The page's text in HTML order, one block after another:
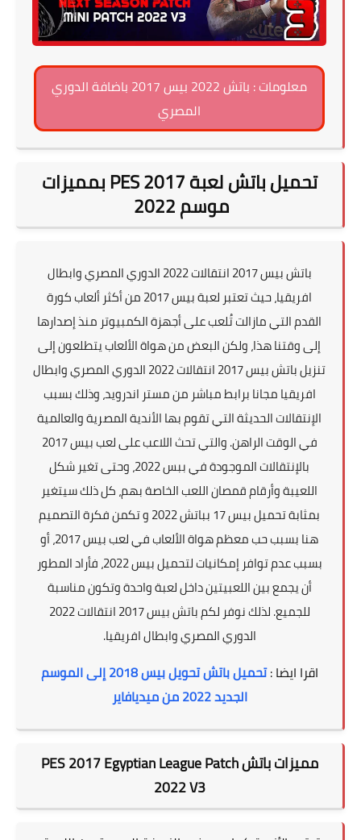
معلومات : باتش 2022 بيس 2017 باضافة الدوري
المصري
تحميل باتش لعبة PES 2017 بمميزات
موسم 2022
باتش بيس 2017 انتقالات 2022 الدوري المصري وابطال
افريقيا، حيث تعتبر لعبة بيس 2017 من أكثر ألعاب كورة
القدم التي مازالت تُلعب على أجهزة الكمبيوتر منذ إصدارها
إلى وقتنا هذا، ولكن البعض من هواة الألعاب يتطلعون إلى
تنزيل باتش بيس 2017 انتقالات 2022 الدوري المصري وابطال
افريقيا مجانا برابط مباشر من مستر اندرويد، وذلك بسبب
الإنتقالات الحديثة التي تقوم بها الأندية المصرية والعالمية
في الوقت الراهن. والتي تحث اللاعب على لعب بيس 2017
بالإنتقالات الموجودة في ببس 2022، وحتى تغير شكل
اللعيبة وأرقام قمصان اللعب الخاصة بهم، كل ذلك سيتغير
بمثابة تحميل بيس 17 بباتش 2022 و تكمن فكرة التصميم
هنا بسبب حب معظم هواة الألعاب في لعب بيس 2017، أو
بسبب عدم توافر إمكانيات لتحميل بيس 2022، فأراد المطور
أن يجمع بين اللعبيتين داخل لعبة واحدة وتكون مناسبة
للجميع. لذلك نوفر لكم باتش بيس 2017 انتقالات 2022
الدوري المصري وابطال افريقيا.
اقرا ايضا :
تحميل باتش تحويل بيس 2018 إلى الموسم
الجديد 2022 من ميديافاير
مميزات باتشPES 2017 Egyptian League Patch
2022 V3